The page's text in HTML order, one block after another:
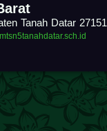
Tanah Datar 27151